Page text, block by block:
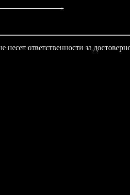
несет ответственности за